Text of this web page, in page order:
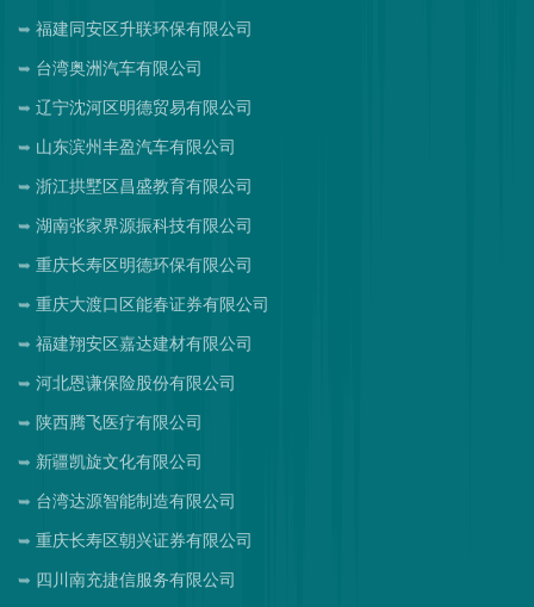
福建同安区升联环保有限公司
台湾奥洲汽车有限公司
辽宁沈河区明德贸易有限公司
山东滨州丰盈汽车有限公司
浙江拱墅区昌盛教育有限公司
湖南张家界源振科技有限公司
重庆长寿区明德环保有限公司
重庆大渡口区能春证券有限公司
福建翔安区嘉达建材有限公司
河北恩谦保险股份有限公司
陕西腾飞医疗有限公司
新疆凯旋文化有限公司
台湾达源智能制造有限公司
重庆长寿区朝兴证券有限公司
四川南充捷信服务有限公司